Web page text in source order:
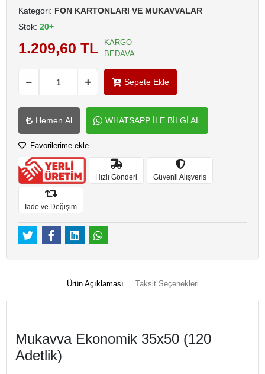
Kategori: FON KARTONLARI VE MUKAVVALAR
Stok: 20+
1.209,60 TL
KARGO
BEDAVA
Sepete Ekle
Hemen Al WHATSAPP İLE BİLGİ AL
Favorilerime ekle
Hızlı Gönderi Güvenli Alışveriş
İade ve Değişim
Ürün Açıklaması Taksit Seçenekleri
Mukavva Ekonomik 35x50 (120
Adetlik)